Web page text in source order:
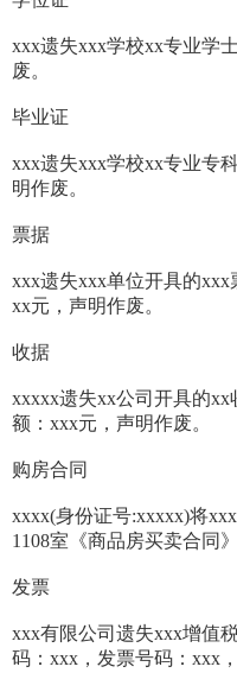
xxx遗失xxx学校xx专业学
废。
毕业证
xxx遗失xxx学校xx专业专
明作废。
票据
xxx遗失xxx单位开具的xxx
xx元，声明作废。
收据
xxxxx遗失xx公司开具的
额：xxx元，声明作废。
购房合同
xxxx(身份证号:xxxxx)将
1108室《商品房买卖合同
发票
xxx有限公司遗失xxx增值
码：xxx，发票号码：xxx